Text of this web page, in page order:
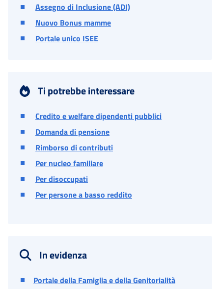
Assegno di Inclusione (ADI)
Nuovo Bonus mamme
Portale unico ISEE
Ti potrebbe interessare
Credito e welfare dipendenti pubblici
Domanda di pensione
Rimborso di contributi
Per nucleo familiare
Per disoccupati
Per persone a basso reddito
In evidenza
Portale della Famiglia e della Genitorialità